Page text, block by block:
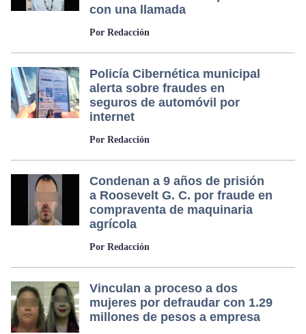
con una llamada
Por Redacción
Policía Cibernética municipal
alerta sobre fraudes en
seguros de automóvil por
internet
Por Redacción
Condenan a 9 años de prisión
a Roosevelt G. C. por fraude en
compraventa de maquinaria
agrícola
Por Redacción
Vinculan a proceso a dos
mujeres por defraudar con 1.29
millones de pesos a empresa